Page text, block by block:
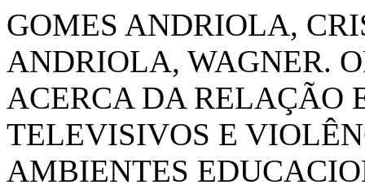
GOMES ANDRIOLA,
ANDRIOLA, WAGNER.
ACERCA DA RELAÇÃO
TELEVISIVOS E
AMBIENTES